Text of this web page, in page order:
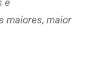
e
maiores, maior